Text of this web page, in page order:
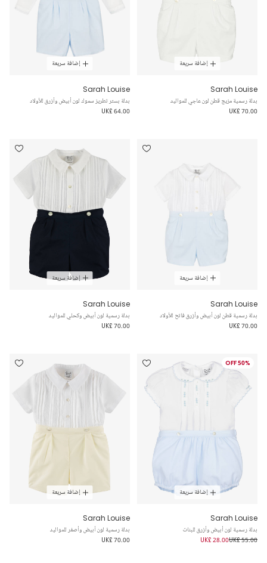
إضافة سريعة
Sarah Louise
بدلة رسمية مزيج قطن لون عاجي للمواليد
UK£ 70.00
إضافة سريعة
Sarah Louise
بدلة بستر تطريز سموك لون أبيض وأزرق للأولاد
UK£ 64.00
إضافة سريعة
Sarah Louise
بدلة رسمية قطن لون أبيض وأزرق فاتح للأولاد
UK£ 70.00
إضافة سريعة
Sarah Louise
بدلة رسمية لون أبيض وكحلي للمواليد
UK£ 70.00
50% OFF
إضافة سريعة
Sarah Louise
بدلة رسمية لون أبيض وأزرق للبنات
UK£ 55.00
UK£ 28.00
إضافة سريعة
Sarah Louise
بدلة رسمية لون أبيض وأصفر للمواليد
UK£ 70.00